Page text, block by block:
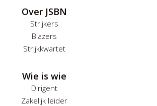
Over JSBN
Strijkers
Blazers
Strijkkwartet
Wie is wie
Dirigent
Zakelijk leider